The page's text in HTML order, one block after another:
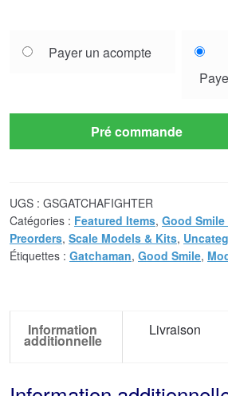
your
Payer un acompte
Pré commande
UGS : GSGATCHAFIGHTER
Catégories : Featured Items, Good
Preorders, Scale Models & Kits,
Étiquettes : Gatchaman, Good Smile,
Information
additionnelle
Livraison